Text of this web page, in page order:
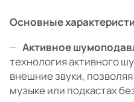
Основные
Активное
технология активного
внешние звуки,
музыке или подкастах